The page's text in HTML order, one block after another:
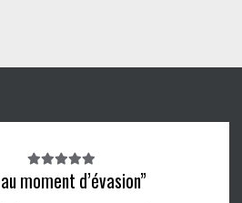
Note
du
client
moment d’évasion”